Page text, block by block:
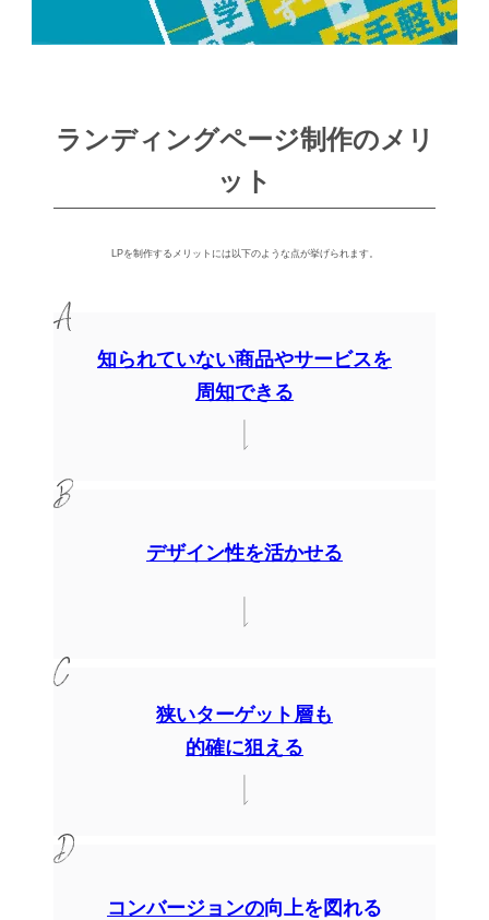
ランディングページ制作のメリ
ット
LPを制作するメリットには以下のような点が挙げられます。
知られていない商品やサービスを
周知できる
デザイン性を活かせる
狭いターゲット層も
的確に狙える
コンバージョンの向上を図れる